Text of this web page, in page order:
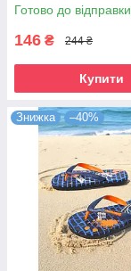
Готово до відправки
146 ₴ 244 ₴
Купити
Знижка –40%